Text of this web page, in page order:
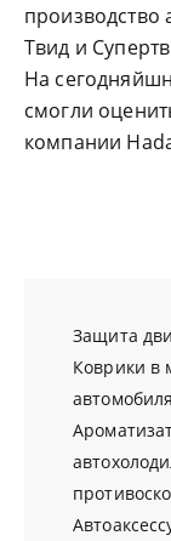
производство
Твид и
На
смогли
компании
Защита
Коврики в
автомобиля